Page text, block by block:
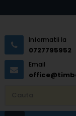
Informatii la
0727795952
Email